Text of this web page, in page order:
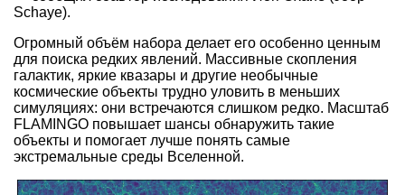
Schaye).
Огромный объём набора делает его особенно ценным
для поиска редких явлений. Массивные скопления
галактик, яркие квазары и другие необычные
космические объекты трудно уловить в меньших
симуляциях: они встречаются слишком редко. Масштаб
FLAMINGO повышает шансы обнаружить такие
объекты и помогает лучше понять самые
экстремальные среды Вселенной.